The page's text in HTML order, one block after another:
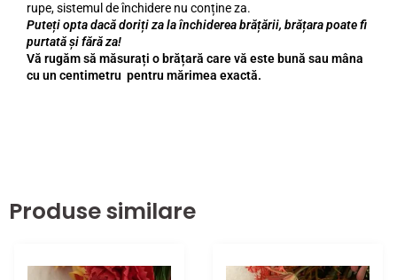
rupe, sistemul de închidere nu conține za.
Puteți opta dacă doriți za la închiderea brățării, brățara poate fi
purtată și fără za!
Vă rugăm să măsurați o brățară care vă este bună sau mâna
cu un centimetru pentru mărimea exactă.
Produse similare